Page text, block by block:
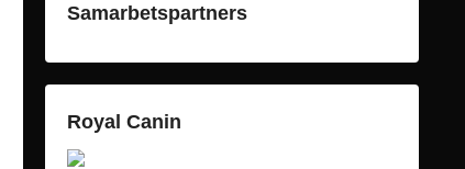
Samarbetspartners
Royal Canin